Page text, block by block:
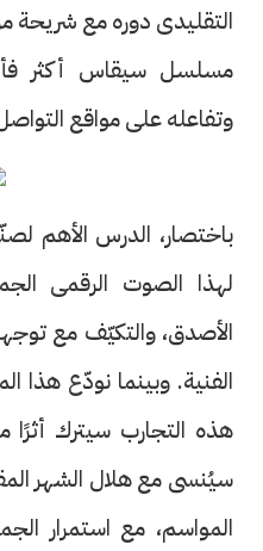
التقليدى دوره مع شريحة
مسلسل سيقاس أكثر
وتفاعله على مواقع
باختصار، الدرس الأهم
لهذا الصوت الرقمى
الأصدق، والتكيّف مع
الفنية. وبينما نودّع
هذه التجارب سيترك أثرًا
سيُنسى مع هلال الشهر
المواسم، مع استمرار